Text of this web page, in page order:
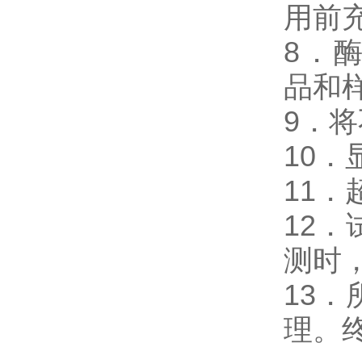
用前
8．
品和
9．
10．
11．
12．
测时
13．
理。